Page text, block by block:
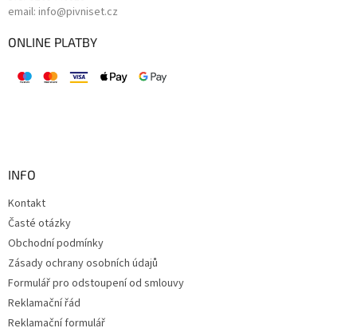
email: info@pivniset.cz
ONLINE PLATBY
INFO
Kontakt
Časté otázky
Obchodní podmínky
Zásady ochrany osobních údajů
Formulář pro odstoupení od smlouvy
Reklamační řád
Reklamační formulář